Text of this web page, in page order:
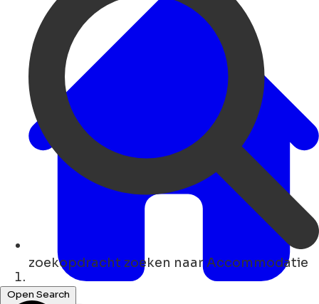
zoekopdracht zoeken naar Accommodatie
Open Search
Thuis